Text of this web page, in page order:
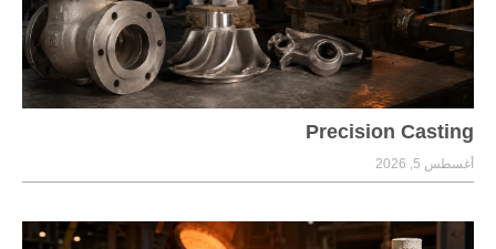
Precision Casting
أغسطس 5, 2026